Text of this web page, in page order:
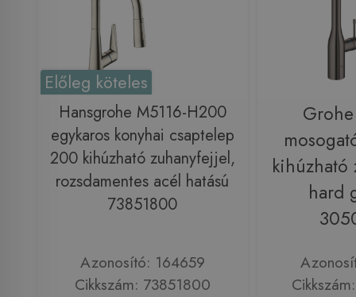
Előleg köteles
Hansgrohe M5116-H200
egykaros konyhai csaptelep
200 kihúzható zuhanyfejjel,
rozsdamentes acél hatású
73851800
Azonosító: 164659
Cikkszám: 73851800
kihúzható
hard